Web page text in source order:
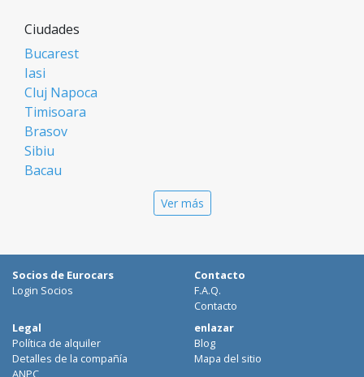
Ciudades
Bucarest
Iasi
Cluj Napoca
Timisoara
Brasov
Sibiu
Bacau
Galati
Suceava
Focsani
Targoviste
Ploiesti
Ver más
Socios de Eurocars
Login Socios
Contacto
F.A.Q.
Contacto
Legal
Política de alquiler
Detalles de la compañía
ANPC
enlazar
Blog
Mapa del sitio